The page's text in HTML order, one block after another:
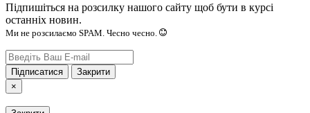
Підпишіться на розсилку нашого сайту щоб бути в курсі
останніх новин.
Ми не розсилаємо SPAM. Чесно чесно.
Підписатися
Закрити
×